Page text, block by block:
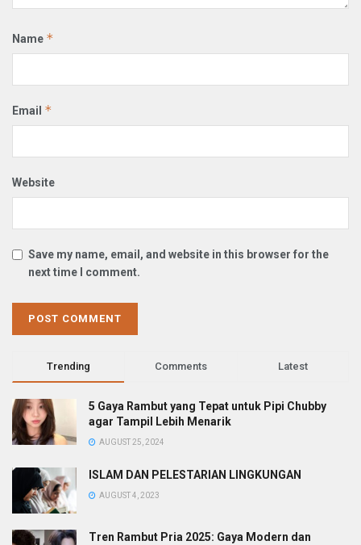
Name *
Email *
Website
Save my name, email, and website in this browser for the
next time I comment.
Trending Comments Latest
5 Gaya Rambut yang Tepat untuk Pipi Chubby
agar Tampil Lebih Menarik
AUGUST 25, 2024
ISLAM DAN PELESTARIAN LINGKUNGAN
AUGUST 4, 2023
Tren Rambut Pria 2025: Gaya Modern dan